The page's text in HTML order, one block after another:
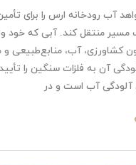
آب رودخانه ارس را برای
منتقل کند. آبی که خود
کشاورزی، آب،
آن به فلزات سنگین را
آب است و در